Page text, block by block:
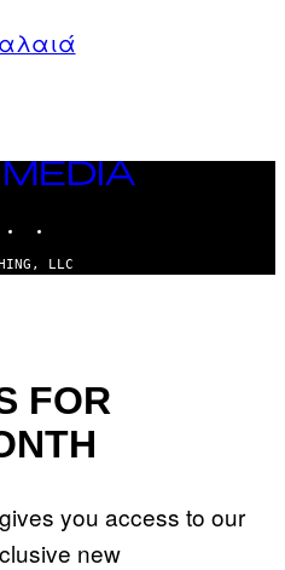
LLC
FOR
you access to our
new